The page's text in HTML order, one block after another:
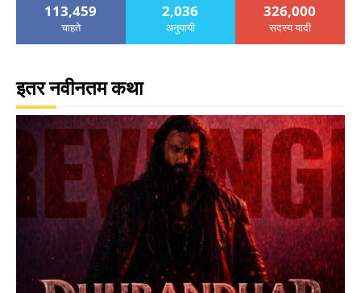
113,459
चाहते
2,036
अनुयायी
326,000
सदस्य यादी
इतर नवीनतम कथा